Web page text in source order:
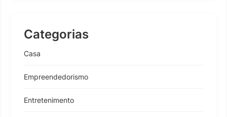
Categorias
Casa
Empreendedorismo
Entretenimento